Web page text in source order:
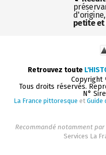
petite et
Retrouvez toute
Copyright
Tous droits réservés.
N°
La France pittoresque et Guide
Recommandé notamment par
Services La